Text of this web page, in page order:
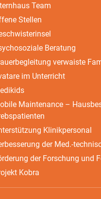
Team
Stellen
Beratung
verwaiste
im Unterricht
Maintenance –
Klinikpersonal
der Med.-
der Forschung und
Kobra